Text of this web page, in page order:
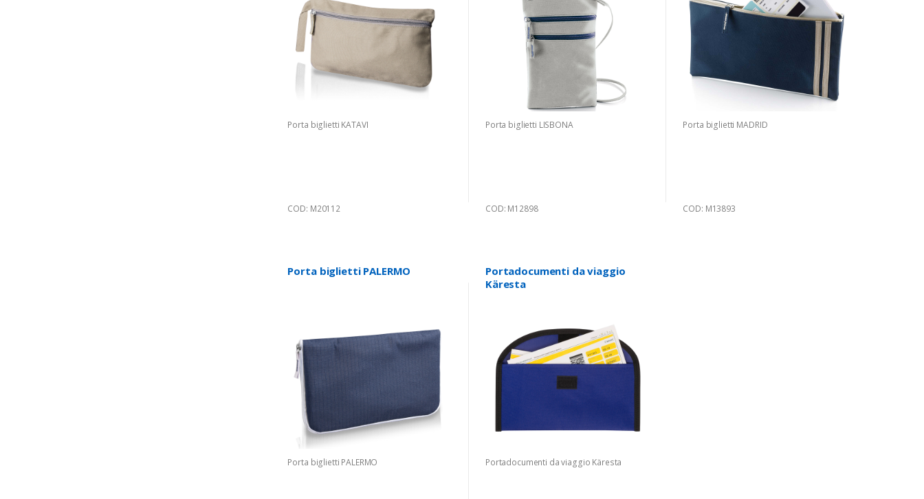
Porta biglietti KATAVI
COD: M20112
Porta biglietti LISBONA
COD: M12898
Porta biglietti MADRID
COD: M13893
Porta biglietti PALERMO
Porta biglietti PALERMO
Portadocumenti da viaggio
Käresta
Portadocumenti da viaggio Käresta